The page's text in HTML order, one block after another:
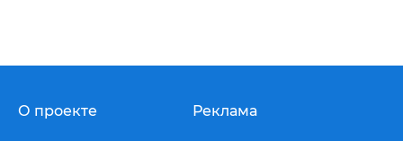
О проекте Реклама